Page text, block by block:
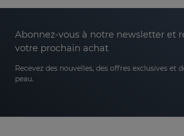
Abonnez-vous à notre newsletter et
votre prochain achat
Recevez des nouvelles, des offres exclusives et
peau.